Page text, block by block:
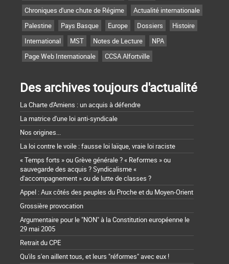
Chroniques d'une chute de Régime
Actualité internationale
Palestine
Pays Basque Europe Dossiers
Histoire
International
MST Notes de Lecture
NPA
Page Web Internationale
CCSA Alfortville
Des archives toujours d'actualité
La Charte d'Amiens : un acquis à défendre
La matrice d'une loi anti-syndicale
Nos origines...
La loi contre le voile : fausse loi laïque, vraie loi raciste
« Temps forts » ou Grève générale ? « Reformes » ou
sauvegarde des acquis ? Syndicalisme «
d'accompagnement » ou de lutte de classes ?
Appel : Aux côtés des peuples du Proche et du Moyen-Orient
Grossière provocation
Argumentaire pour le "NON" à la Constitution européenne le
29 mai 2005
Retrait du CPE
Qu'ils s'en aillent tous, et leurs "réformes" avec eux !